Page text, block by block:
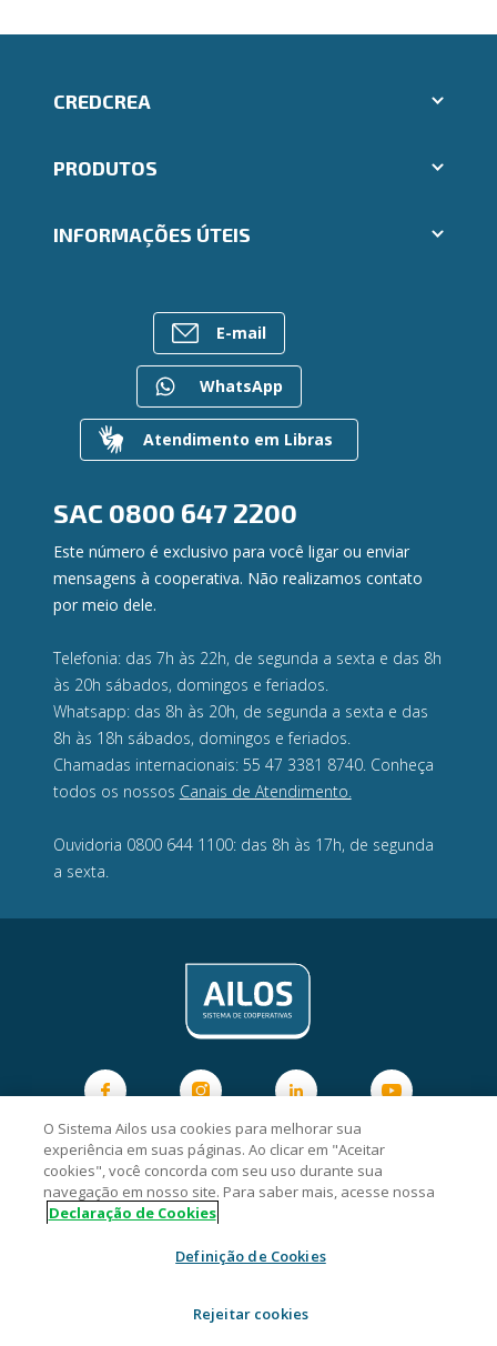
CREDCREA
Indique um amigo
Trabalhe Conosco
Ailos Educação
Gerenciar Cookies
PRODUTOS
Consórcios
Para empresas
INFORMAÇÕES ÚTEIS
Regularização de dívidas
Valores a Receber
Canal de Ética
Ouvidoria
E-mail
WhatsApp
Atendimento em Libras
SAC 0800 647 2200
Este número é exclusivo para você ligar ou enviar
mensagens à cooperativa. Não realizamos contato
por meio dele.
Telefonia: das 7h às 22h, de segunda a sexta e das 8h
às 20h sábados, domingos e feriados.
Whatsapp: das 8h às 20h, de segunda a sexta e das
8h às 18h sábados, domingos e feriados.
Chamadas internacionais: 55 47 3381 8740. Conheça
todos os nossos Canais de Atendimento.
Ouvidoria 0800 644 1100: das 8h às 17h, de segunda
a sexta.
CredCrea Cooperativa de Crédito - CNPJ 05.979.692/0001-85
Rua Capitão Euclides de Castro, 360 - Coqueiros - Florianópolis/SC
- CEP: 88080-010
2026 Sistema Ailos. Todos os direitos reservados.
O Sistema Ailos usa cookies para melhorar sua
experiência em suas páginas. Ao clicar em "Aceitar
cookies", você concorda com seu uso durante sua
navegação em nosso site. Para saber mais, acesse nossa
Declaração de Cookies
Definição de Cookies
Rejeitar cookies